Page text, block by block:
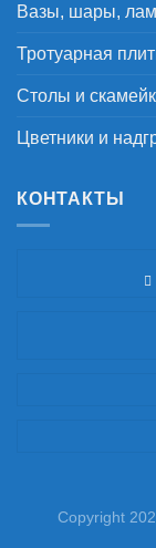
Вазы, шары,
Тротуарная
Столы и
Цветники и
КОНТАКТЫ
Copyright